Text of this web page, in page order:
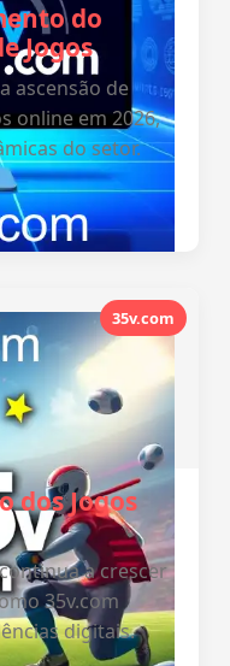
do
Jogos
ascensão de
online em 2026,
do setor.
35v.com
dos Jogos
a crescer
35v.com
digitais.